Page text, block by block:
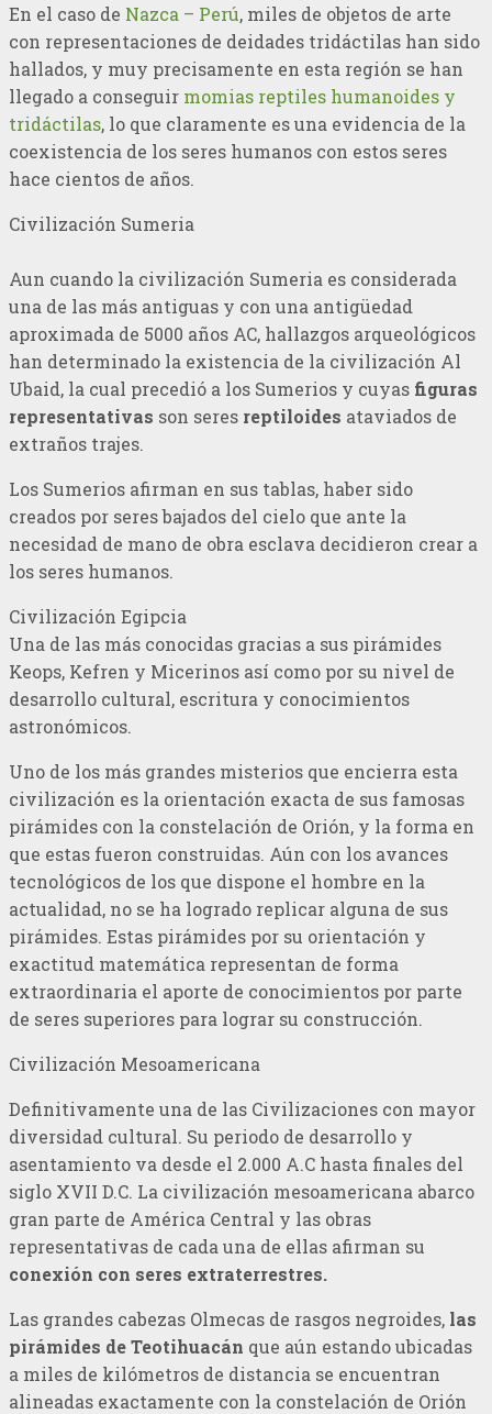
En el caso de Nazca – Perú, miles de objetos de arte
con representaciones de deidades tridáctilas han sido
hallados, y muy precisamente en esta región se han
llegado a conseguir momias reptiles humanoides y
tridáctilas, lo que claramente es una evidencia de la
coexistencia de los seres humanos con estos seres
hace cientos de años.
Civilización Sumeria
Aun cuando la civilización Sumeria es considerada
una de las más antiguas y con una antigüedad
aproximada de 5000 años AC, hallazgos arqueológicos
han determinado la existencia de la civilización Al
Ubaid, la cual precedió a los Sumerios y cuyas figuras
representativas son seres reptiloides ataviados de
extraños trajes.
Los Sumerios afirman en sus tablas, haber sido
creados por seres bajados del cielo que ante la
necesidad de mano de obra esclava decidieron crear a
los seres humanos.
Civilización Egipcia
Una de las más conocidas gracias a sus pirámides
Keops, Kefren y Micerinos así como por su nivel de
desarrollo cultural, escritura y conocimientos
astronómicos.
Uno de los más grandes misterios que encierra esta
civilización es la orientación exacta de sus famosas
pirámides con la constelación de Orión, y la forma en
que estas fueron construidas. Aún con los avances
tecnológicos de los que dispone el hombre en la
actualidad, no se ha logrado replicar alguna de sus
pirámides. Estas pirámides por su orientación y
exactitud matemática representan de forma
extraordinaria el aporte de conocimientos por parte
de seres superiores para lograr su construcción.
Civilización Mesoamericana
Definitivamente una de las Civilizaciones con mayor
diversidad cultural. Su periodo de desarrollo y
asentamiento va desde el 2.000 A.C hasta finales del
siglo XVII D.C. La civilización mesoamericana abarco
gran parte de América Central y las obras
representativas de cada una de ellas afirman su
conexión con seres extraterrestres.
Las grandes cabezas Olmecas de rasgos negroides, las
pirámides de Teotihuacán que aún estando ubicadas
a miles de kilómetros de distancia se encuentran
alineadas exactamente con la constelación de Orión